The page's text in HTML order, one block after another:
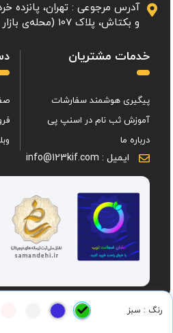
رنگ : سبز
آدرس مرجوعی : تهران، پانزده
و بکتاش، پلاک 107 (محله‌ی بازار تهران)
خدمات مشتریان
پیگیری هوشمند سفارشات
آموزش ثب نام در اسنپ پی
درباره ما
ایمیل : info@123kif.com